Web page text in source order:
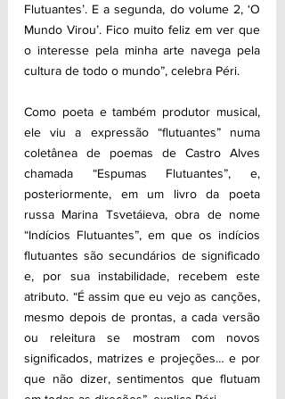
Flutuantes’. E a segunda, do volume 2, ‘O
Mundo Virou’. Fico muito feliz em ver que
o interesse pela minha arte navega pela
cultura de todo o mundo”, celebra Péri.
Como poeta e também produtor musical,
ele viu a expressão “flutuantes” numa
coletânea de poemas de Castro Alves
chamada “Espumas Flutuantes”, e,
posteriormente, em um livro da poeta
russa Marina Tsvetáieva, obra de nome
“Indícios Flutuantes”, em que os indícios
flutuantes são secundários de significado
e, por sua instabilidade, recebem este
atributo. “É assim que eu vejo as canções,
mesmo depois de prontas, a cada versão
ou releitura se mostram com novos
significados, matrizes e projeções… e por
que não dizer, sentimentos que flutuam